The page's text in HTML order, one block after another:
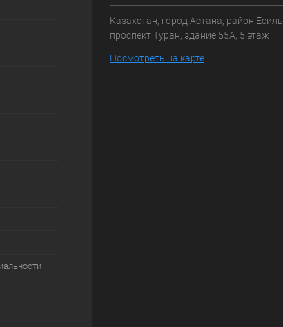
Казахстан, город Астана, район Есиль,
проспект Туран, здание 55А, 5 этаж
Посмотреть на карте